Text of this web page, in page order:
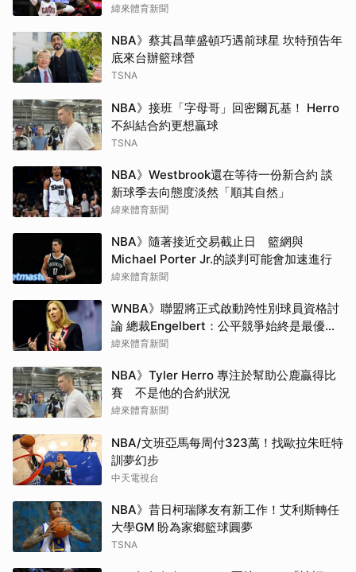
緯來體育新聞
NBA》蔡其昌華盛頓巧遇前球星 坎特預告年
底來台辦籃球營
TSNA
NBA》接班「字母哥」回密爾瓦基！ Herro
不糾結合約更想贏球
TSNA
NBA》Westbrook還在等待一份新合約 談
新球季去向態度淡然「順其自然」
緯來體育新聞
NBA》隨著接近交易截止日 籃網與
Michael Porter Jr.的談判可能會加速進行
緯來體育新聞
WNBA》聯盟將正式啟動跨性別球員資格討
論 總裁Engelbert：公平競爭始終是最優先
事項
緯來體育新聞
NBA》Tyler Herro 專注於幫助公鹿贏得比
賽 不是他的合約狀況
緯來體育新聞
NBA/文班亞馬每周付323萬！找歐拉朱旺特
訓夢幻步
中天電視台
NBA》昔日柯瑞隊友有新工作！艾利斯轉任
大學GM 盼為家鄉籃球圓夢
TSNA